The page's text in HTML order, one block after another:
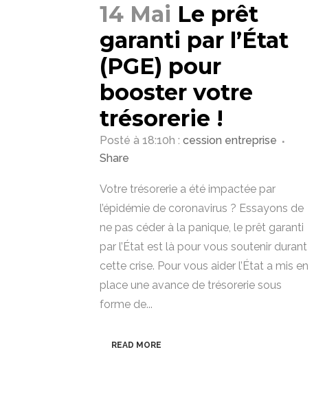
14 Mai Le prêt
garanti par l’État
(PGE) pour
booster votre
trésorerie !
Posté à 18:10h : cession entreprise
Share
Votre trésorerie a été impactée par
l’épidémie de coronavirus ? Essayons de
ne pas céder à la panique, le prêt garanti
par l’État est là pour vous soutenir durant
cette crise. Pour vous aider l’État a mis en
place une avance de trésorerie sous
forme de...
READ MORE